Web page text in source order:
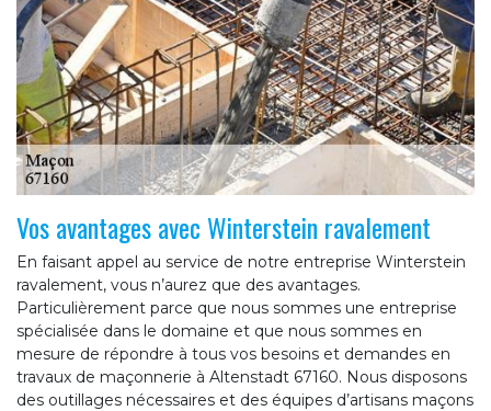
Vos avantages avec Winterstein ravalement
En faisant appel au service de notre entreprise Winterstein
ravalement, vous n’aurez que des avantages.
Particulièrement parce que nous sommes une entreprise
spécialisée dans le domaine et que nous sommes en
mesure de répondre à tous vos besoins et demandes en
travaux de maçonnerie à Altenstadt 67160. Nous disposons
des outillages nécessaires et des équipes d’artisans maçons